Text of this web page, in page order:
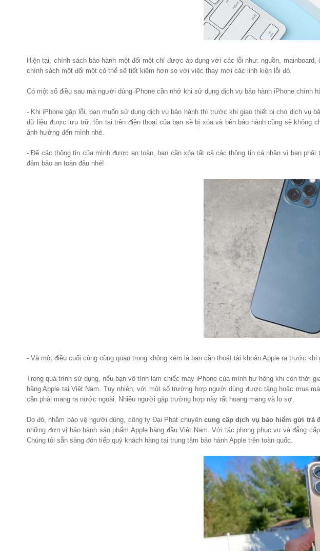
Hiện tại, chính sách bảo hành một đổi một chỉ được áp dụng với các lỗi như: nguồn,
chính sách một đổi một có thể sẽ tiết kiệm hơn so với việc thay mới các linh kiện lỗi đó.
Có một số điều sau mà người dùng iPhone cần nhớ khi sử dụng dịch vụ bảo hành iPhone chính
- Khi iPhone gặp lỗi, bạn muốn sử dụng dịch vụ bảo hành thì trước khi giao thiết bị cho dịch vụ
dữ liệu được lưu trữ, tồn tại trên điện thoại của bạn sẽ bị xóa và bên bảo hành cũng sẽ không
ảnh hưởng đến mình nhé.
- Để các thông tin của mình được an toàn, bạn cần xóa tất cả các thông tin cá nhân vì bạn
đảm bảo an toàn đâu nhé!
- Và một điều cuối cùng cũng quan trọng không kém là bạn cần thoát tài khoản Apple ra trước
Trong quá trình sử dụng, nếu bạn vô tình làm chiếc máy iPhone của mình hư hỏng khi còn thời
hãng Apple tại Việt Nam. Tuy nhiên, với một số trường hợp người dùng được tặng hoặc mua
cần phải mang ra nước ngoài. Nhiều người gặp trường hợp này rất hoang mang và lo sợ.
Do đó, nhằm bảo vệ người dùng, công ty Đại Phát chuyên cung cấp dịch vụ bảo hiểm gửi trả
những đơn vị bảo hành sản phẩm Apple hàng đầu Việt Nam. Với tác phong phục vụ và đẳng
Chúng tôi sẵn sàng đón tiếp quý khách hàng tại trung tâm bảo hành Apple trên toàn quốc.